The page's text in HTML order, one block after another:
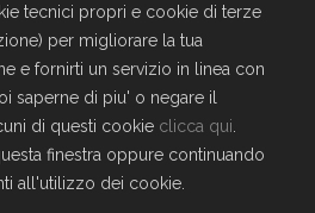
tecnici propri e cookie di terze
per migliorare la tua
e fornirti un servizio in linea con
saperne di piu' o negare il
di questi cookie clicca qui
finestra oppure continuando
all'utilizzo dei cookie.
Circolo?
la registrazione al sito
Accedi
Policy